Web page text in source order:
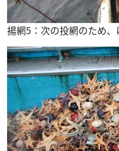
揚網5：次の投網のため、